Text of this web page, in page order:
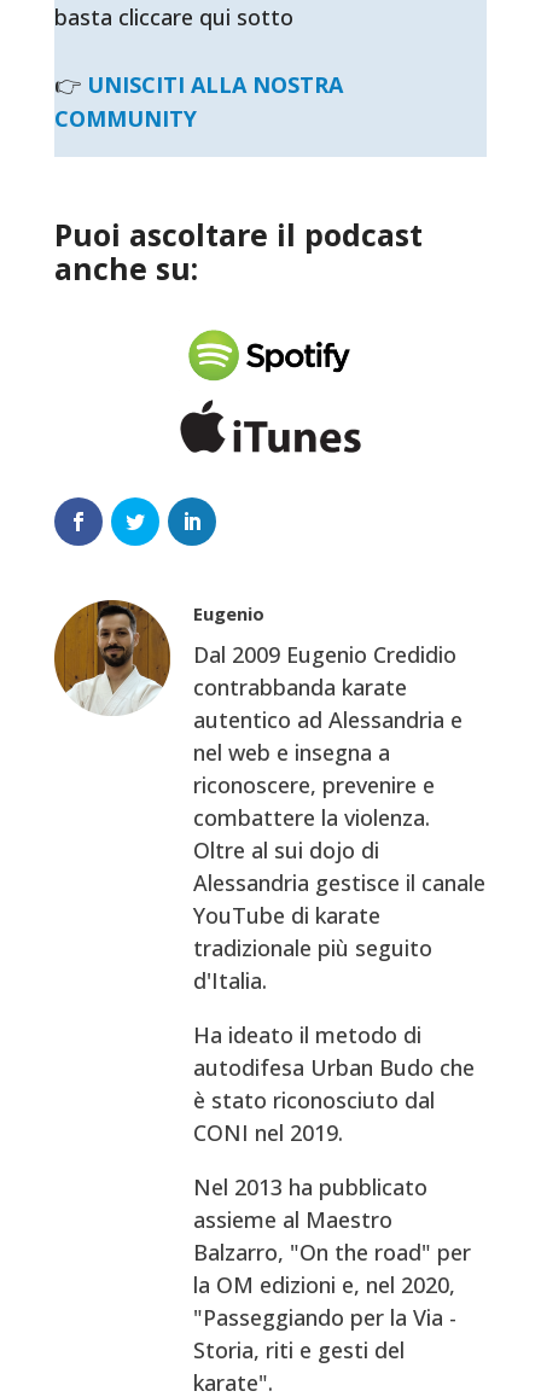
basta cliccare qui sotto
👉 UNISCITI ALLA NOSTRA
COMMUNITY
Puoi ascoltare il podcast
anche su:
Eugenio
Dal 2009 Eugenio Credidio
contrabbanda karate
autentico ad Alessandria e
nel web e insegna a
riconoscere, prevenire e
combattere la violenza.
Oltre al sui dojo di
Alessandria gestisce il canale
YouTube di karate
tradizionale più seguito
d'Italia.
Ha ideato il metodo di
autodifesa Urban Budo che
è stato riconosciuto dal
CONI nel 2019.
Nel 2013 ha pubblicato
assieme al Maestro
Balzarro, "On the road" per
la OM edizioni e, nel 2020,
"Passeggiando per la Via -
Storia, riti e gesti del
karate".